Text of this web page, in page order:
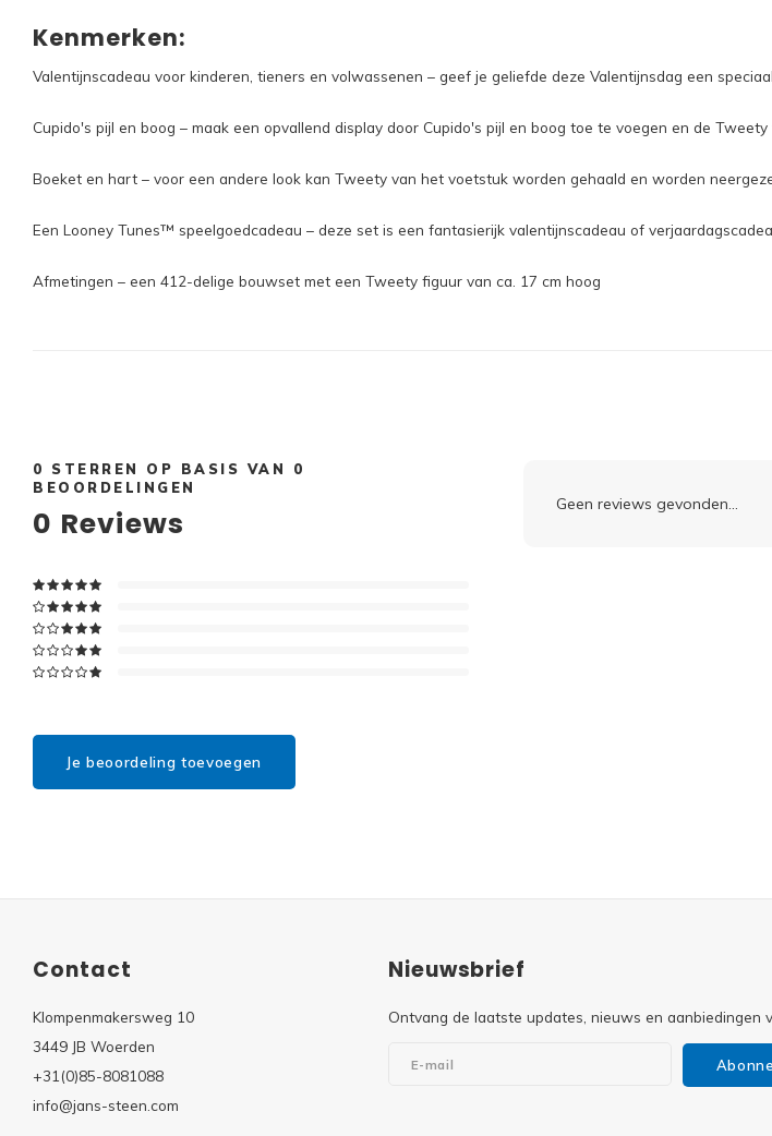
Kenmerken:
Valentijnscadeau voor kinderen, tieners en volwassenen – geef je geliefde deze Valentijnsdag een
Cupido's pijl en boog – maak een opvallend display door Cupido's pijl en boog toe te voegen en de
Boeket en hart – voor een andere look kan Tweety van het voetstuk worden gehaald en worden
Een Looney Tunes™ speelgoedcadeau – deze set is een fantasierijk valentijnscadeau of
Afmetingen – een 412-delige bouwset met een Tweety figuur van ca. 17 cm hoog
0 STERREN OP BASIS VAN 0
BEOORDELINGEN
0 Reviews
Je beoordeling toevoegen
Geen reviews gevonden...
Contact
Klompenmakersweg 10
3449 JB Woerden
+31(0)85-8081088
info@jans-steen.com
Nieuwsbrief
Ontvang de laatste updates, nieuws en aanbiedingen